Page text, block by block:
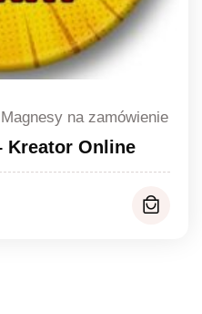
na zamówienie
Kreator Online